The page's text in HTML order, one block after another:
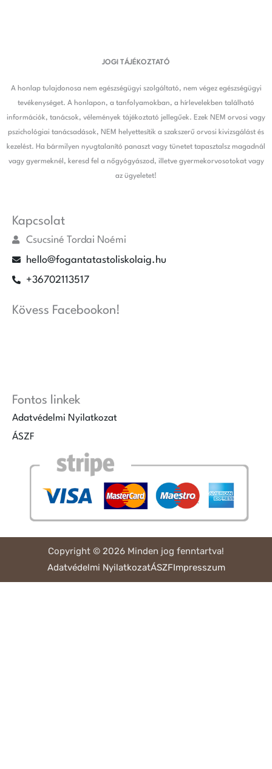
JOGI TÁJÉKOZTATÓ
A honlap tulajdonosa nem egészségügyi szolgáltató, nem végez egészségügyi
tevékenységet. A honlapon, a tanfolyamokban, a hírlevelekben található
információk, tanácsok, vélemények tájékoztató jellegűek. Ezek NEM orvosi vagy
pszichológiai tanácsadások, NEM helyettesítik a szakszerű orvosi kivizsgálást és
kezelést. Ha bármilyen nyugtalanító panaszt vagy tünetet tapasztalsz magadnál
vagy gyermeknél, keresd fel a nőgyógyászod, illetve gyermekorvosotokat vagy
az ügyeletet!
Kapcsolat
Csucsiné Tordai Noémi
hello@fogantatastoliskolaig.hu
+36702113517
Kövess Facebookon!
Fontos linkek
Adatvédelmi Nyilatkozat
ÁSZF
Copyright © 2026 Minden jog fenntartva!
Adatvédelmi NyilatkozatÁSZFImpresszum